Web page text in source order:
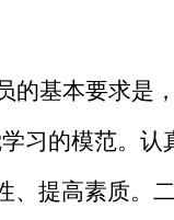
的基本要求是
习的模范。
、提高素质。